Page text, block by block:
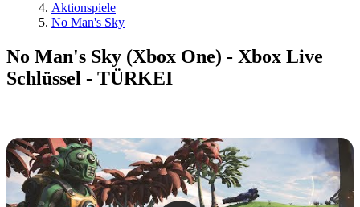
Aktionspiele
No Man's Sky
No Man's Sky (Xbox One) - Xbox Live
Schlüssel - TÜRKEI